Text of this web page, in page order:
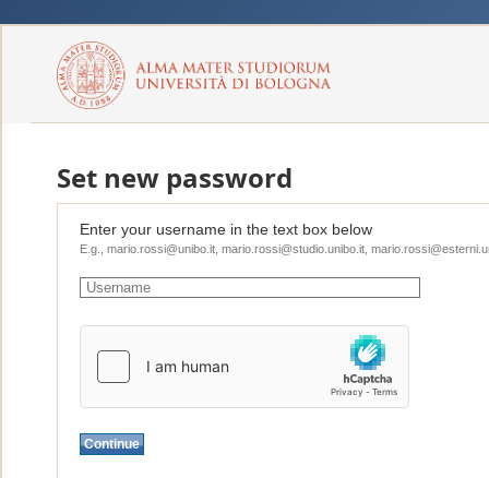
Set new password
Enter your username in the text box below
E.g., mario.rossi@unibo.it, mario.rossi@studio.unibo.it,